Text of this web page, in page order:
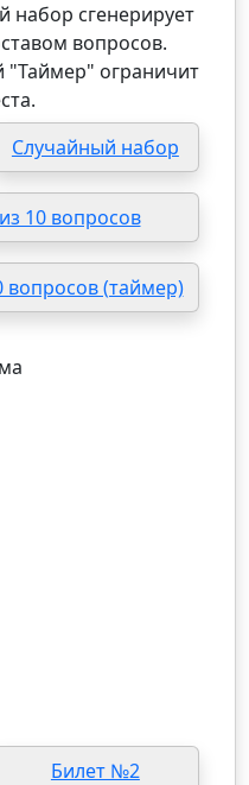
набор сгенерирует
вопросов.
"Таймер" ограничит
Случайный набор
10 вопросов
(таймер)
Билет №2